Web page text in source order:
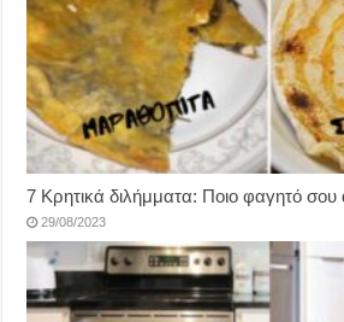
7 Κρητικά διλήμματα: Ποιο φαγητό σου
29/08/2023